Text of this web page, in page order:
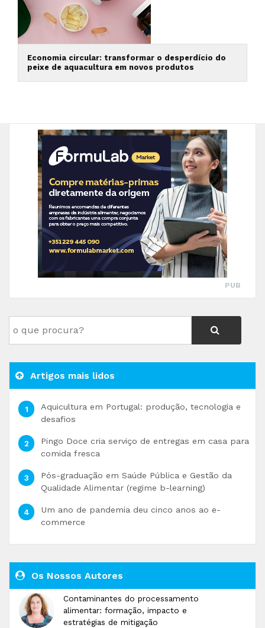
Economia circular: transformar o desperdício do
peixe de aquacultura em novos produtos
PUB
Artigos mais lidos
Aquicultura em Portugal: produção, tecnologia e
desafios
Pingo Doce cria serviço de entregas em casa para
comida fresca
Pós-graduação em Saúde Pública e Gestão da
Qualidade Alimentar (regime b-learning)
Um ano de pandemia deu cinco anos ao e-
commerce
Os Nossos Autores
Contaminantes do processamento
alimentar: formação, impacto e
estratégias de mitigação